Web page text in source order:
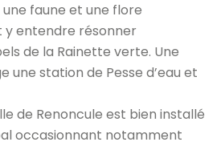
faune et une flore
y entendre résonner
de la Rainette verte. Une
une station de Pesse d’eau et
de Renoncule est bien installé
occasionnant notamment